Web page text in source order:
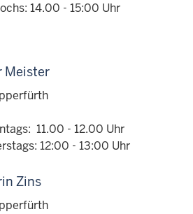
- 15:00 Uhr
Meister
11.00 - 12.00 Uhr
- 13:00 Uhr
Zins